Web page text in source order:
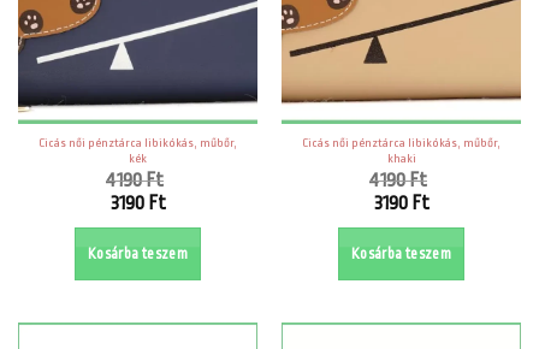
Cicás női pénztárca libikókás, műbőr,
kék
4190Ft
Original
4190 Ft.
3190 Ft
Current
price
is:
3190 Ft.
Kosárba teszem
Cicás női pénztárca libikókás, műbőr,
khaki
4190Ft
Original
4190 Ft.
3190 Ft
Current
price
is:
3190 Ft.
Kosárba teszem